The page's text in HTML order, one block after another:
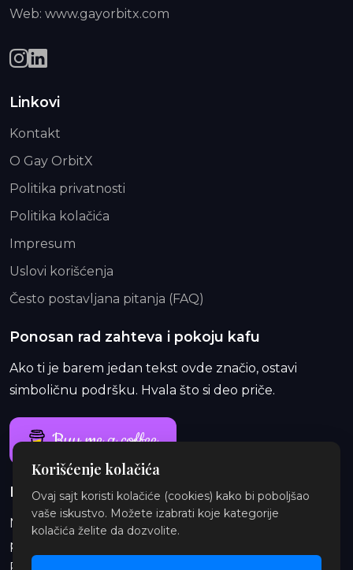
Web: www.gayorbitx.com
Linkovi
Kontakt
O Gay OrbitX
Politika privatnosti
Politika kolačića
Impresum
Uslovi korišćenja
Često postavljana pitanja (FAQ)
Ponosan rad zahteva i pokoju kafu
Ako ti je barem jedan tekst ovde značio, ostavi
simboličnu podršku. Hvala što si deo priče.
Buy me a coffee
Ponosan rad traje i duže od jedne kafe
Na Patreon-u te čekaju ekskluzivne i eksplicitne
priče, najave, insajderske priče, audio i ilustracije.
Pridruži se i podrži orbitu.
Korišćenje kolačića
Ovaj sajt koristi kolačiće (cookies) kako bi poboljšao
vaše iskustvo. Možete izabrati koje kategorije
kolačića želite da dozvolite.